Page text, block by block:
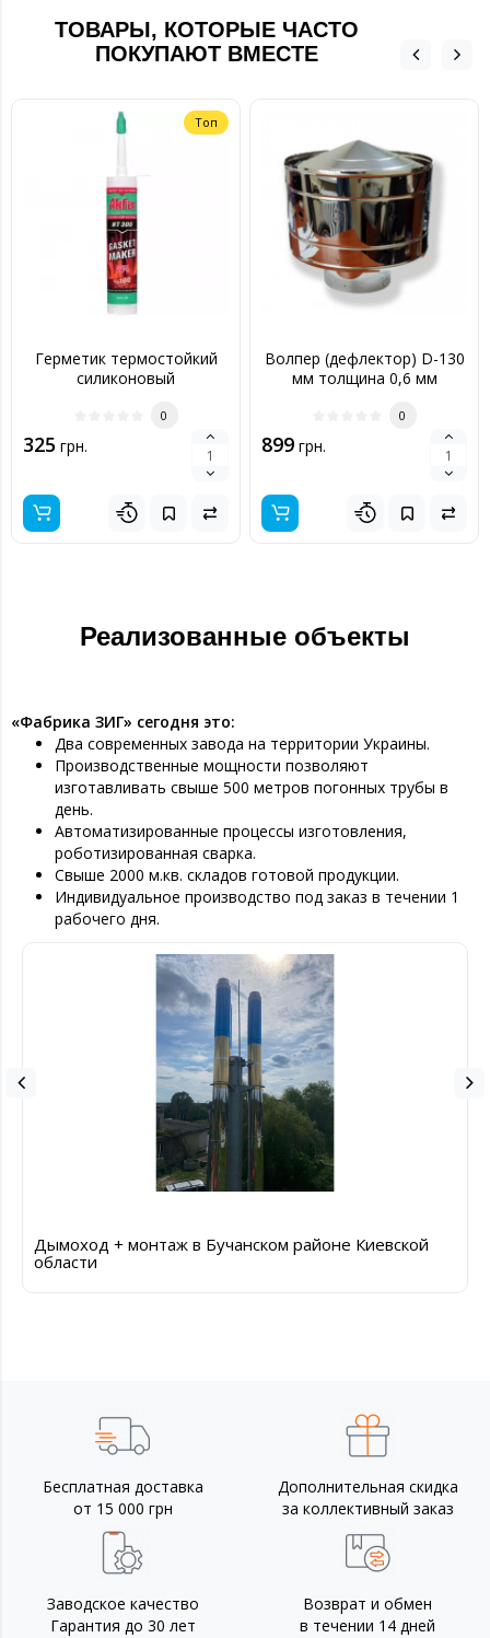
ТОВАРЫ, КОТОРЫЕ ЧАСТО
ПОКУПАЮТ ВМЕСТЕ
Топ
Герметик термостойкий
силиконовый
0
325 грн.
Волпер (дефлектор) D-130
мм толщина 0,6 мм
0
899 грн.
Реализованные объекты
«Фабрика ЗИГ» сегодня это:
Два современных завода на территории Украины.
Производственные мощности позволяют
изготавливать свыше 500 метров погонных трубы в
день.
Автоматизированные процессы изготовления,
роботизированная сварка.
Свыше 2000 м.кв. складов готовой продукции.
Индивидуальное производство под заказ в течении 1
рабочего дня.
Дымоход + монтаж в Бучанском районе Киевской
области
Бесплатная доставка
от 15 000 грн
Дополнительная скидка
за коллективный заказ
Заводское качество
Гарантия до 30 лет
Возврат и обмен
в течении 14 дней